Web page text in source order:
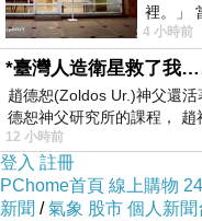
2014 SPRING
& SUMMER
裡。」
抽象韻
4 小時前
*臺灣人造衛星救了我
趙德恕(Zoldos Ur.)神父還
德恕神父研究所的課程，
12 小時前
登入 註冊
PChome首頁 線上購物
新聞 /氣象 股市 個人新聞